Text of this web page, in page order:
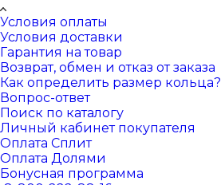
Условия оплаты
Условия доставки
Гарантия на товар
Возврат, обмен и отказ от заказа
Как определить размер кольца?
Вопрос-ответ
Поиск по каталогу
Личный кабинет покупателя
Оплата Сплит
Оплата Долями
Бонусная программа